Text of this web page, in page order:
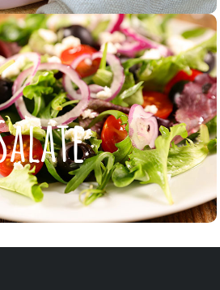
Salate
ZUR KARTE